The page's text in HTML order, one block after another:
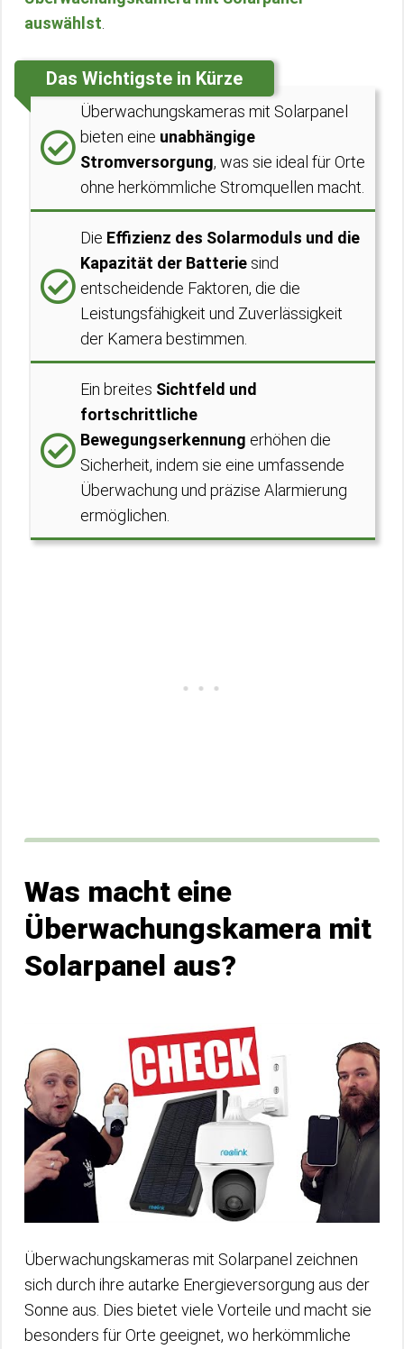
auswählst
Das Wichtigste in Kürze
Überwachungskameras mit Solarpanel
bieten eine unabhängige
Stromversorgung, was sie ideal für Orte
ohne herkömmliche Stromquellen macht.
Die Effizienz des Solarmoduls und die
Kapazität der Batterie sind
entscheidende Faktoren, die die
Leistungsfähigkeit und Zuverlässigkeit
der Kamera bestimmen.
Ein breites Sichtfeld und
fortschrittliche
Bewegungserkennung erhöhen die
Sicherheit, indem sie eine umfassende
Überwachung und präzise Alarmierung
ermöglichen.
Was macht eine
Überwachungskamera mit
Solarpanel aus?
Überwachungskameras mit Solarpanel zeichnen
sich durch ihre autarke Energieversorgung aus der
Sonne aus. Dies bietet viele Vorteile und macht sie
besonders für Orte geeignet, wo herkömmliche